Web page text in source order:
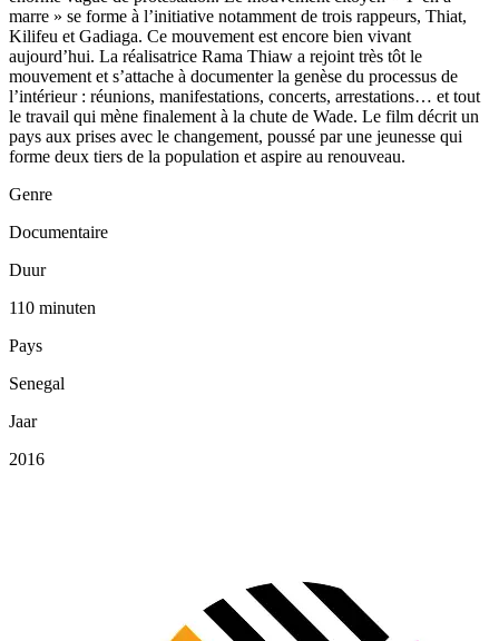
marre » se forme à l’initiative notamment de trois rappeurs, Thiat,
Kilifeu et Gadiaga. Ce mouvement est encore bien vivant
aujourd’hui. La réalisatrice Rama Thiaw a rejoint très tôt le
mouvement et s’attache à documenter la genèse du processus de
l’intérieur : réunions, manifestations, concerts, arrestations… et tout
le travail qui mène finalement à la chute de Wade. Le film décrit un
pays aux prises avec le changement, poussé par une jeunesse qui
forme deux tiers de la population et aspire au renouveau.
Genre
Documentaire
Duur
110 minuten
Pays
Senegal
Jaar
2016